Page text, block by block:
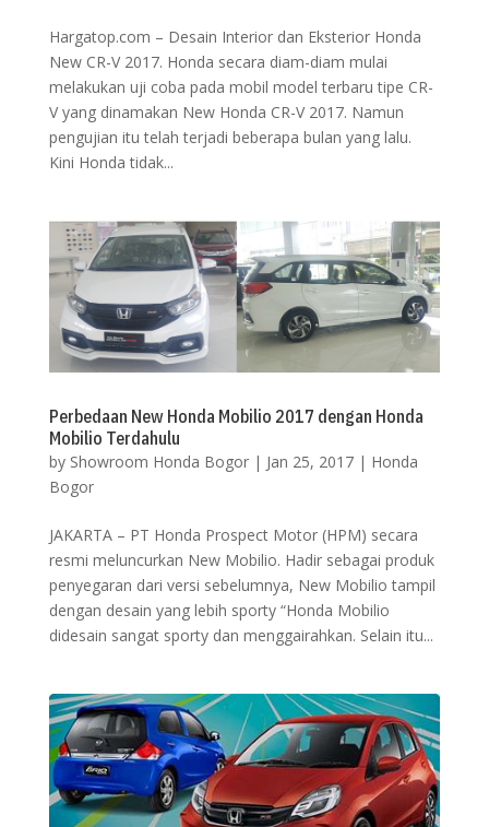
Hargatop.com – Desain Interior dan Eksterior Honda
New CR-V 2017. Honda secara diam-diam mulai
melakukan uji coba pada mobil model terbaru tipe CR-
V yang dinamakan New Honda CR-V 2017. Namun
pengujian itu telah terjadi beberapa bulan yang lalu.
Kini Honda tidak...
Perbedaan New Honda Mobilio 2017 dengan Honda
Mobilio Terdahulu
by Showroom Honda Bogor| Jan 25, 2017| Honda
Bogor
JAKARTA – PT Honda Prospect Motor (HPM) secara
resmi meluncurkan New Mobilio. Hadir sebagai produk
penyegaran dari versi sebelumnya, New Mobilio tampil
dengan desain yang lebih sporty “Honda Mobilio
didesain sangat sporty dan menggairahkan. Selain itu...